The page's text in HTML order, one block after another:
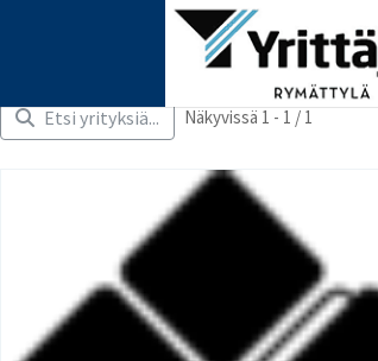
Etsi yrityksiä... Näkyvissä 1 - 1 / 1